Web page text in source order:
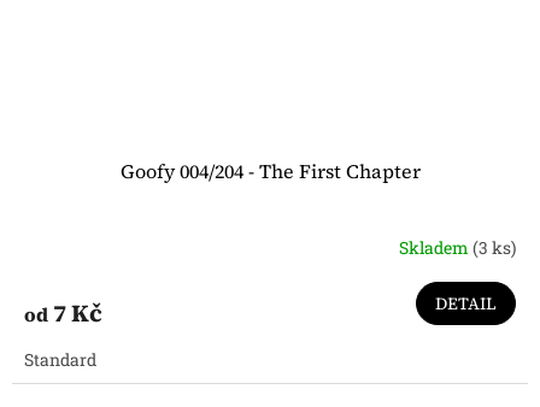
Goofy 004/204 - The First Chapter
Skladem (3 ks)
od 7 Kč DETAIL
Standard